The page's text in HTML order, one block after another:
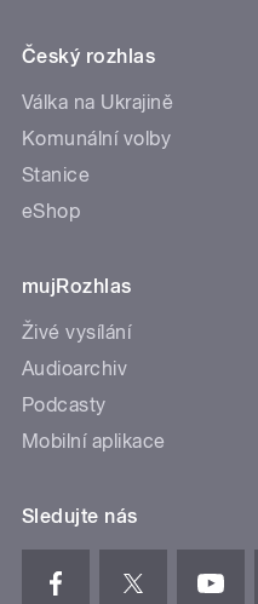
Český rozhlas
Válka na Ukrajině
Komunální volby
Stanice
eShop
mujRozhlas
Živé vysílání
Audioarchiv
Podcasty
Mobilní aplikace
Sledujte nás